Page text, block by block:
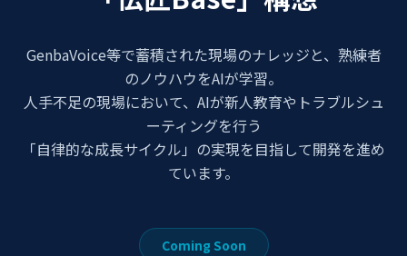
GenbaVoice等で蓄積された現場のナレッジと、熟練者
のノウハウをAIが学習。
人手不足の現場において、AIが新人教育やトラブルシュ
ーティングを行う
「自律的な成長サイクル」の実現を目指して開発を進め
ています。
Coming Soon